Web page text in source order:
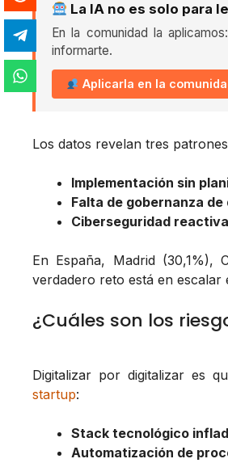
La IA no es solo para
En la comunidad la
informarte.
Aplicarla en la
Los datos revelan tres
Implementación sin
Falta de gobernanza de
Ciberseguridad
En España, Madrid
verdadero reto está en escalar
¿Cuáles son los
Digitalizar por digitalizar es
startup:
Stack tecnológico
Automatización de